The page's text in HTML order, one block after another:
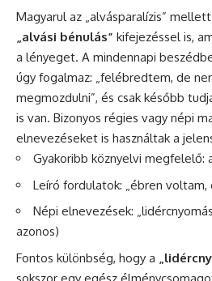
Magyarul az „alvásparalízis”
„alvási bénulás” kifejezéssel is,
a lényeget. A mindennapi
úgy fogalmaz: „felébredtem, de
megmozdulni”, és csak később
is van. Bizonyos régies vagy népi
elnevezéseket is használtak a
Gyakoribb köznyelvi megfelelő:
Leíró fordulatok: „ébren voltam,
Népi elnevezések:
azonos)
Fontos különbség, hogy a
sokszor egy egész